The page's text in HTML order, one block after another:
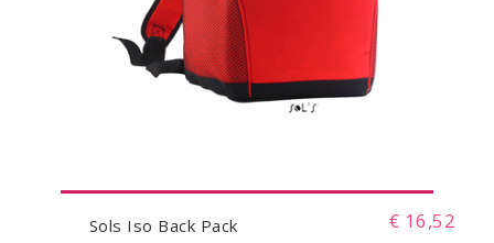
Sols Iso Back Pack € 16,52